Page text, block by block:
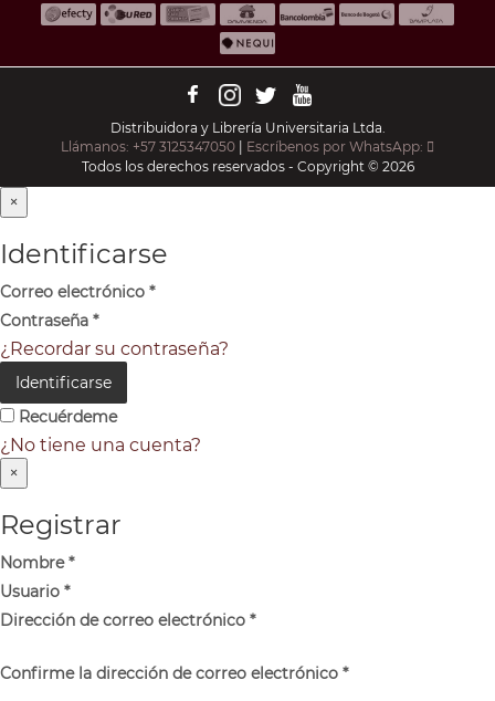
Distribuidora y Librería Universitaria Ltda.
Llámanos: +57 3125347050
Escríbenos por WhatsApp:
Todos los derechos reservados - Copyright © 2026
×
Identificarse
Correo electrónico *
Contraseña *
¿Recordar su contraseña?
Identificarse
Recuérdeme
¿No tiene una cuenta?
×
Registrar
Nombre*
Usuario *
Dirección de correo electrónico *
Confirme la dirección de correo electrónico *